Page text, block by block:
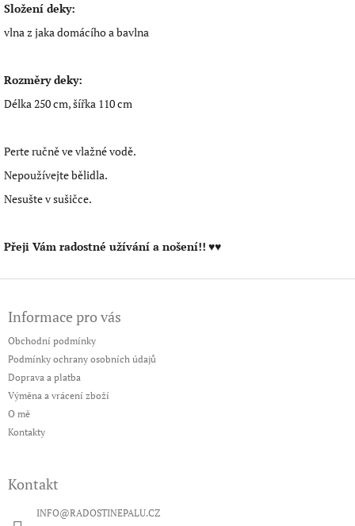
Složení deky:
vlna z jaka domácího a bavlna
Rozměry deky:
Délka 250 cm, šířka 110 cm
Perte ručně ve vlažné vodě.
Nepoužívejte bělidla.
Nesušte v sušičce.
Přeji Vám radostné užívání a nošení!! ♥♥
Informace pro vás
Obchodní podmínky
Podmínky ochrany osobních údajů
Doprava a platba
Výměna a vrácení zboží
O mě
Kontakty
Kontakt
INFO@RADOSTINEPALU.CZ